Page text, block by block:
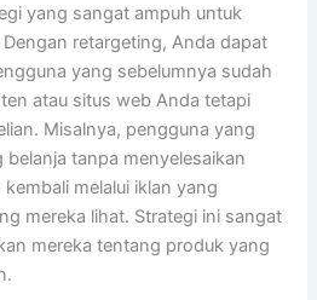
yang sangat ampuh untuk
retargeting, Anda dapat
yang sebelumnya sudah
atau situs web Anda tetapi
Misalnya, pengguna yang
tanpa menyelesaikan
melalui iklan yang
mereka lihat. Strategi ini sangat
mereka tentang produk yang